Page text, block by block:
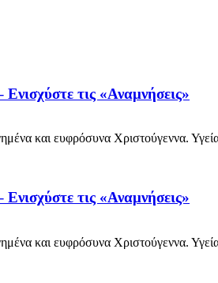
τις «Αναμνήσεις»
και ευφρόσυνα Χριστούγεννα.
τις «Αναμνήσεις»
και ευφρόσυνα Χριστούγεννα.